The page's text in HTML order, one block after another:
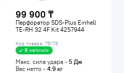
99 900 ₸
Перфоратор SDS-Plus Einhell
TE-RH 32 4F Kit 4257944
Код товара: 75178
В наличии
Макс. сила удара - 5Дж
Вес нетто - 4.9кг